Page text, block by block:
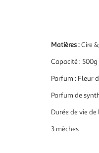
Matières :Cire
Capacité : 500g
Parfum : Fleur
Parfum de
Durée de vie
3 mèches